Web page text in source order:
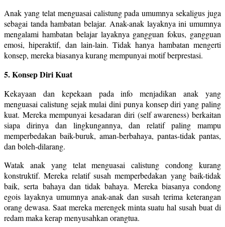
Anak yang telat menguasai calistung pada umumnya sekaligus juga
sebagai tanda hambatan belajar. Anak-anak layaknya ini umumnya
mengalami hambatan belajar layaknya gangguan fokus, gangguan
emosi, hiperaktif, dan lain-lain. Tidak hanya hambatan mengerti
konsep, mereka biasanya kurang mempunyai motif berprestasi.
5. Konsep Diri Kuat
Kekayaan dan kepekaan pada info menjadikan anak yang
menguasai calistung sejak mulai dini punya konsep diri yang paling
kuat. Mereka mempunyai kesadaran diri (self awareness) berkaitan
siapa dirinya dan lingkungannya, dan relatif paling mampu
memperbedakan baik-buruk, aman-berbahaya, pantas-tidak pantas,
dan boleh-dilarang.
Watak anak yang telat menguasai calistung condong kurang
konstruktif. Mereka relatif susah memperbedakan yang baik-tidak
baik, serta bahaya dan tidak bahaya. Mereka biasanya condong
egois layaknya umumnya anak-anak dan susah terima keterangan
orang dewasa. Saat mereka merengek minta suatu hal susah buat di
redam maka kerap menyusahkan orangtua.